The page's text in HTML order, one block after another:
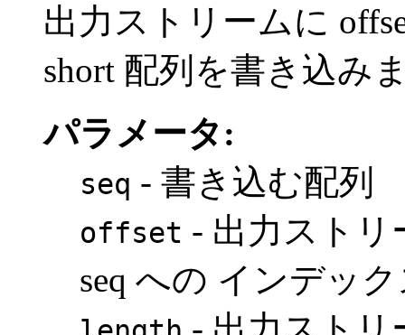
出力ストリームに
short 配列を書き込み
パラメータ:
seq - 書き込む配列
offset - 出力ストリ
seq への インデッ